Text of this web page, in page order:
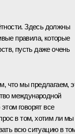
Здесь должны
правила, которые
пусть даже очень
что мы предлагаем,
международной
говорят все
в том, хотим ли мы
всю ситуацию в